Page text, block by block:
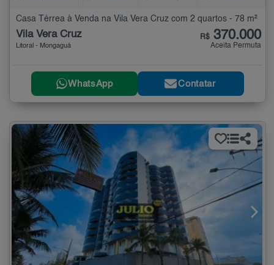
Casa Térrea à Venda na Vila Vera Cruz com 2 quartos - 78 m²
Vila Vera Cruz
Litoral - Mongaguá
R$ 370.000
Aceita Permuta
WhatsApp Contatar